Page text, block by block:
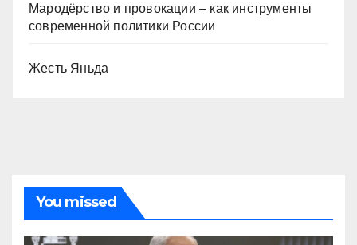
Мародёрство и провокации – как инструменты
современной политики России
Жесть Яньда
You missed